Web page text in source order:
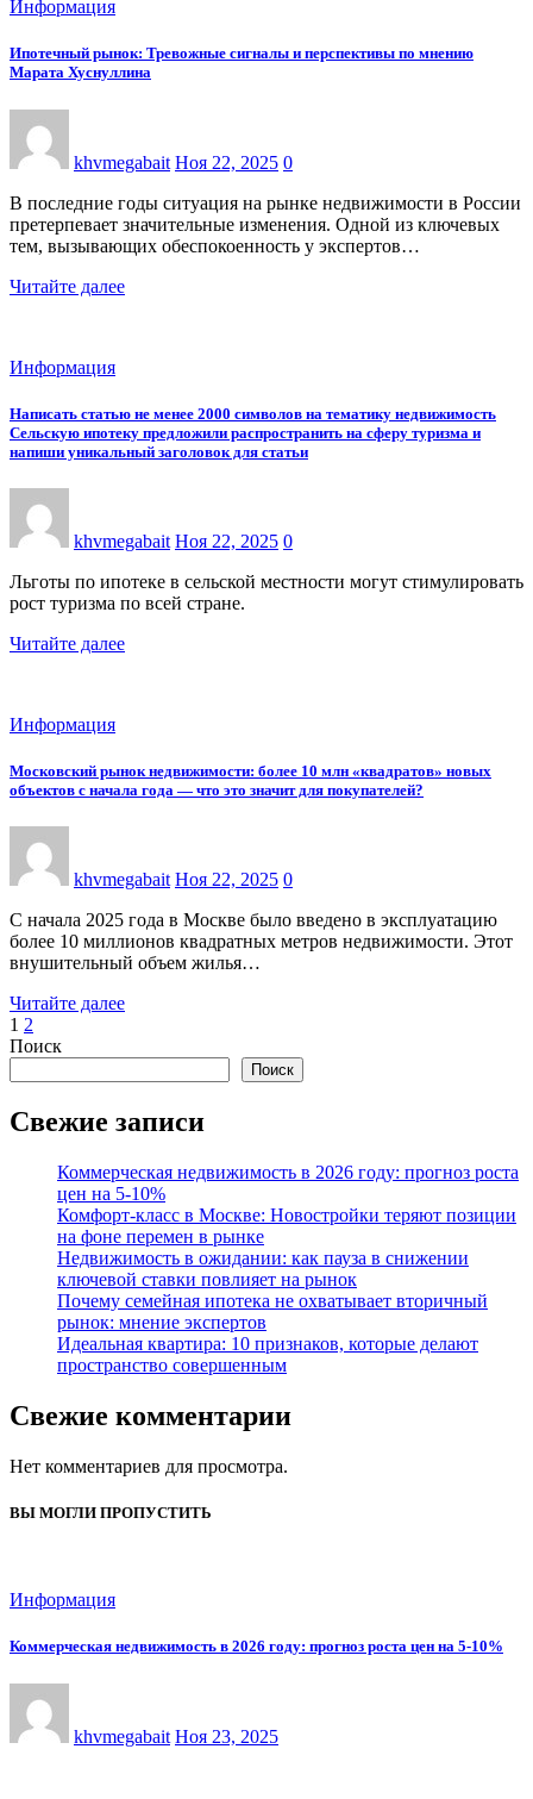
Информация
Ипотечный рынок: Тревожные сигналы и перспективы по мнению
Марата Хуснуллина
khvmegabait Ноя 22, 2025 0
В последние годы ситуация на рынке недвижимости в России
претерпевает значительные изменения. Одной из ключевых
тем, вызывающих обеспокоенность у экспертов…
Читайте далее
Информация
Написать статью не менее 2000 символов на тематику недвижимость
Сельскую ипотеку предложили распространить на сферу туризма и
напиши уникальный заголовок для статьи
khvmegabait Ноя 22, 2025 0
Льготы по ипотеке в сельской местности могут стимулировать
рост туризма по всей стране.
Читайте далее
Информация
Московский рынок недвижимости: более 10 млн «квадратов» новых
объектов с начала года — что это значит для покупателей?
khvmegabait Ноя 22, 2025 0
С начала 2025 года в Москве было введено в эксплуатацию
более 10 миллионов квадратных метров недвижимости. Этот
внушительный объем жилья…
Читайте далее
Пагинация
записей
1 2
Поиск
Поиск
Свежие записи
Коммерческая недвижимость в 2026 году: прогноз роста
цен на 5-10%
Комфорт-класс в Москве: Новостройки теряют позиции
на фоне перемен в рынке
Недвижимость в ожидании: как пауза в снижении
ключевой ставки повлияет на рынок
Почему семейная ипотека не охватывает вторичный
рынок: мнение экспертов
Идеальная квартира: 10 признаков, которые делают
пространство совершенным
Свежие комментарии
Нет комментариев для просмотра.
ВЫ МОГЛИ ПРОПУСТИТЬ
Информация
Коммерческая недвижимость в 2026 году: прогноз роста цен на 5-10%
khvmegabait Ноя 23, 2025